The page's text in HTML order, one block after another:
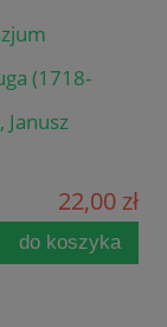
(1718-
22,00 zł
do koszyka